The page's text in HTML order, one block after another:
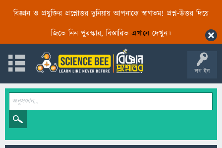
বিজ্ঞান ও প্রযুক্তির প্রশ্নোত্তর দুনিয়ায় আপনাকে স্বাগতম! প্রশ্ন-উত্তর দিয়ে
জিতে নিন পুরস্কার, বিস্তারিত এখানেদেখুন।
লগ ইন